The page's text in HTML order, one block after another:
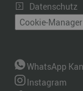
Datenschutz
Cookie-Manager
WhatsApp
Instagram